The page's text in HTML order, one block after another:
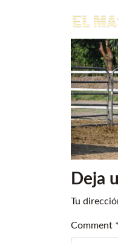
Main
Deja
Tu
Comment *